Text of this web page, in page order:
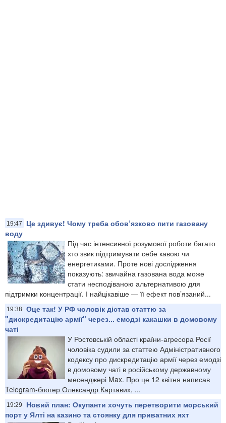
19:47
Це здивує! Чому треба обов’язково пити газовану
воду
Під час інтенсивної розумової роботи багато
хто звик підтримувати себе кавою чи
енергетиками. Проте нові дослідження
показують: звичайна газована вода може
стати несподіваною альтернативою для
підтримки концентрації. І найцікавіше — її ефект пов’язаний...
19:38 Оце так! У РФ чоловік дістав статтю за
"дискредитацію армії" через... емодзі какашки в домовому
чаті
У Ростовській області країни-агресора Росії
чоловіка судили за статтею Адміністративного
кодексу про дискредитацію армії через емодзі
в домовому чаті в російському державному
месенджері Max. Про це 12 квітня написав
Telegram-блогер Олександр Картавих, ...
19:29
Новий план: Окупанти хочуть перетворити морський
порт у Ялті на казино та стоянку для приватних яхт